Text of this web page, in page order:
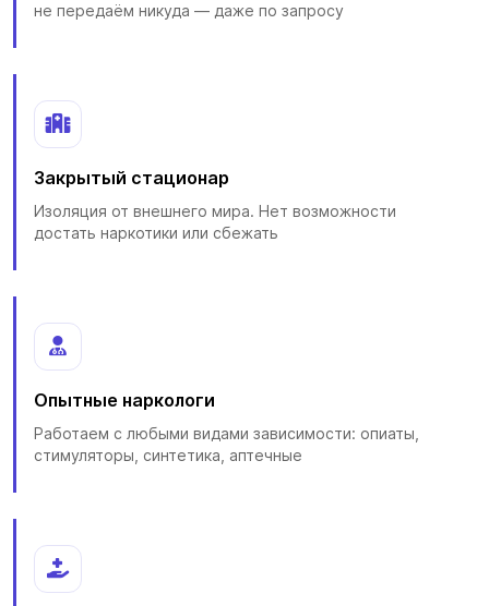
не передаём никуда — даже по запросу
Закрытый стационар
Изоляция от внешнего мира. Нет возможности
достать наркотики или сбежать
Опытные наркологи
Работаем с любыми видами зависимости: опиаты,
стимуляторы, синтетика, аптечные